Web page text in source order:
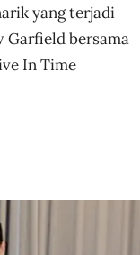
yang terjadi
Garfield bersama
In Time